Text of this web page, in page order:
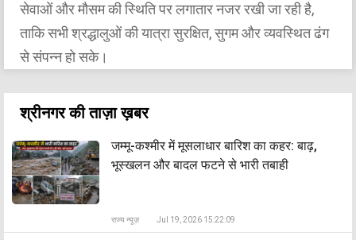
सेवाओं और मौसम की स्थिति पर लगातार नजर रखी जा रही है,
ताकि सभी श्रद्धालुओं की यात्रा सुरक्षित, सुगम और व्यवस्थित ढंग
से संपन्न हो सके।
श्रीनगर की ताज़ा ख़बर
जम्मू-कश्मीर में मूसलाधार बारिश का कहर: बाढ़,
भूस्खलन और बादल फटने से भारी तबाही
राज्य न्यूज़ Jul 19, 2026 15:22:09